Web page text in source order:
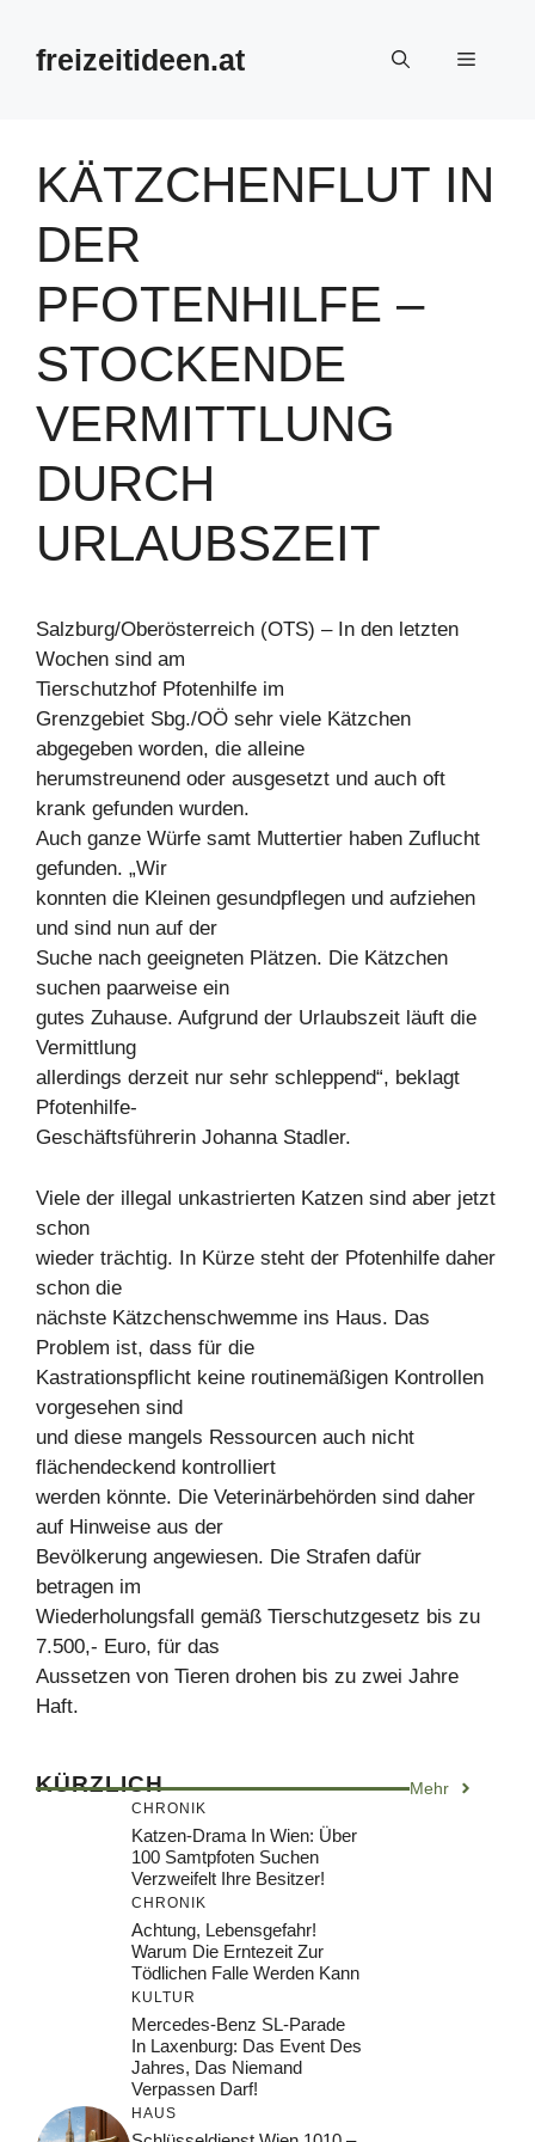
Inhalt
springenfreizeitideen.at Menü
KÄTZCHENFLUT IN
DER
PFOTENHILFE –
STOCKENDE
VERMITTLUNG
DURCH
URLAUBSZEIT
Salzburg/Oberösterreich (OTS) – In den letzten
Wochen sind am
Tierschutzhof Pfotenhilfe im
Grenzgebiet Sbg./OÖ sehr viele Kätzchen
abgegeben worden, die alleine
herumstreunend oder ausgesetzt und auch oft
krank gefunden wurden.
Auch ganze Würfe samt Muttertier haben Zuflucht
gefunden. „Wir
konnten die Kleinen gesundpflegen und aufziehen
und sind nun auf der
Suche nach geeigneten Plätzen. Die Kätzchen
suchen paarweise ein
gutes Zuhause. Aufgrund der Urlaubszeit läuft die
Vermittlung
allerdings derzeit nur sehr schleppend“, beklagt
Pfotenhilfe-
Geschäftsführerin Johanna Stadler.
Viele der illegal unkastrierten Katzen sind aber jetzt
schon
wieder trächtig. In Kürze steht der Pfotenhilfe daher
schon die
nächste Kätzchenschwemme ins Haus. Das
Problem ist, dass für die
Kastrationspflicht keine routinemäßigen Kontrollen
vorgesehen sind
und diese mangels Ressourcen auch nicht
flächendeckend kontrolliert
werden könnte. Die Veterinärbehörden sind daher
auf Hinweise aus der
Bevölkerung angewiesen. Die Strafen dafür
betragen im
Wiederholungsfall gemäß Tierschutzgesetz bis zu
7.500,- Euro, für das
Aussetzen von Tieren drohen bis zu zwei Jahre
Haft.
KÜRZLICH Mehr
CHRONIK
Katzen-Drama In Wien: Über
100 Samtpfoten Suchen
Verzweifelt Ihre Besitzer!
CHRONIK
Achtung, Lebensgefahr!
Warum Die Erntezeit Zur
Tödlichen Falle Werden Kann
KULTUR
Mercedes-Benz SL-Parade
In Laxenburg: Das Event Des
Jahres, Das Niemand
Verpassen Darf!
HAUS